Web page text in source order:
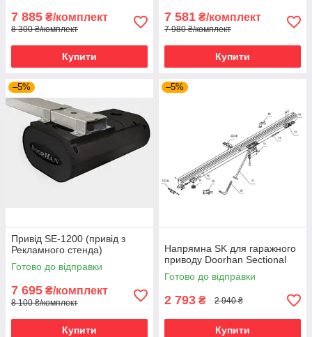
7 885 ₴/комплект
8 300 ₴/комплект
Купити
7 581 ₴/комплект
7 980 ₴/комплект
Купити
–5%
Привід SE-1200 (привід з
Рекламного стенда)
Готово до відправки
7 695 ₴/комплект
8 100 ₴/комплект
Купити
–5%
Напрямна SK для гаражного
приводу Doorhan Sectional
Готово до відправки
2 793 ₴ 2 940 ₴
Купити